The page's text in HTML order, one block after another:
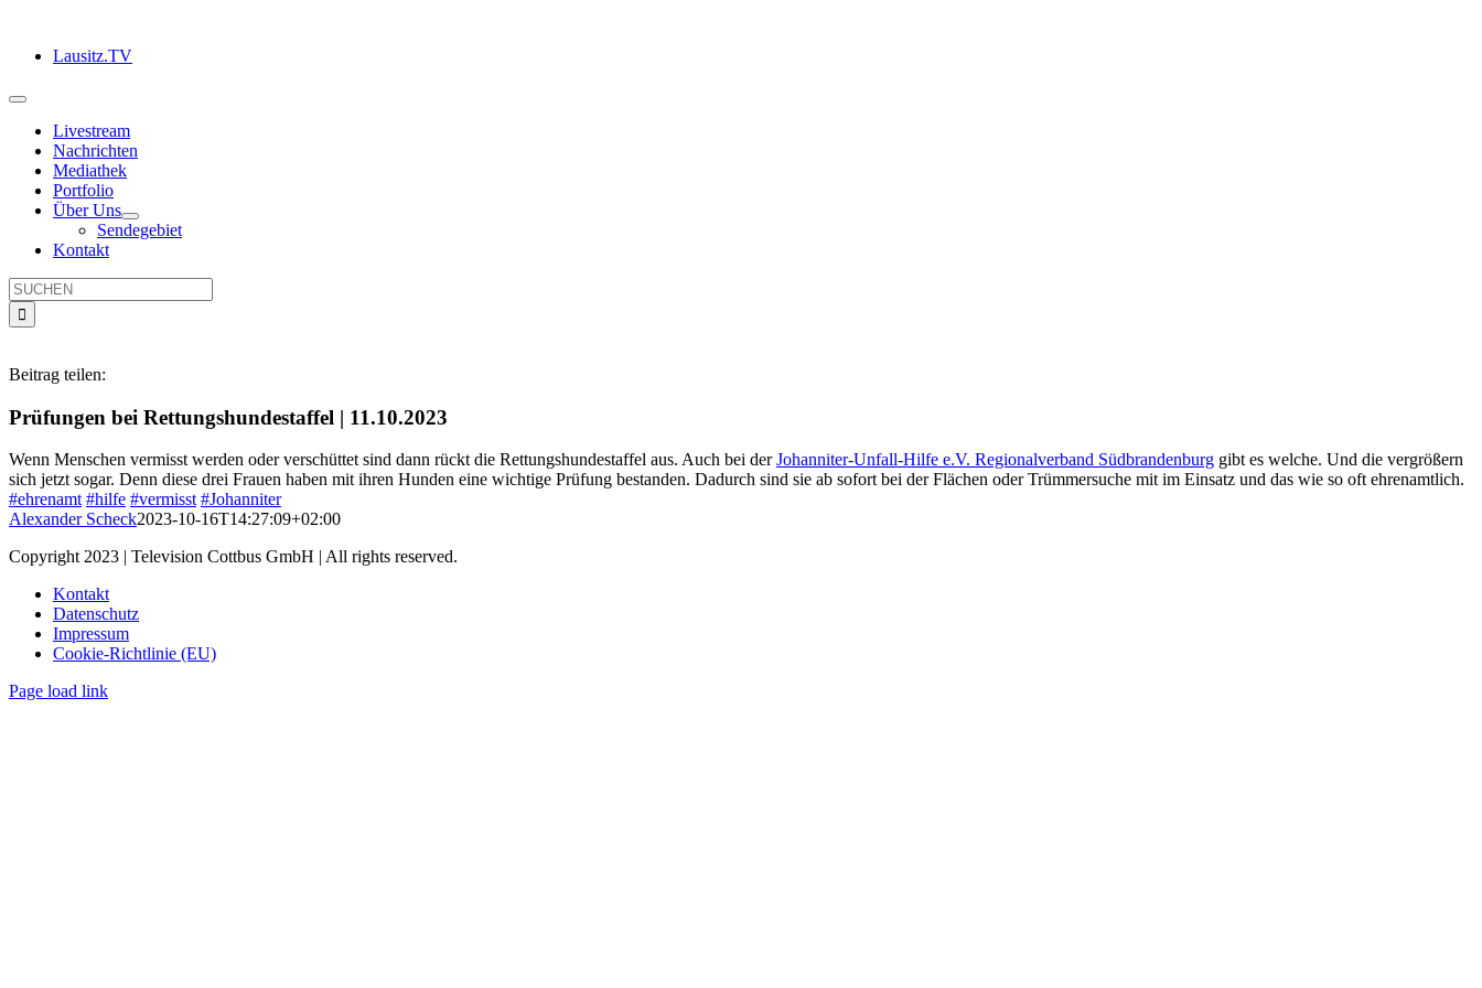
springenLausitz.TV
Toggle
NavigationLivestream
Nachrichten
Mediathek
Portfolio
Über Uns
Sendegebiet
Kontakt
Suche
nach:
Beitrag teilen:
Prüfungen bei Rettungshundestaffel | 11.10.2023
Wenn Menschen vermisst werden oder verschüttet sind dann rückt die Rettungshundestaffel aus. Auch bei derJohanniter-Unfall-Hilfe e.V. Regionalverband Südbrandenburg gibt es welche. Und die vergrößern
sich jetzt sogar. Denn diese drei Frauen haben mit ihren Hunden eine wichtige Prüfung bestanden. Dadurch sind sie ab sofort bei der Flächen oder Trümmersuche mit im Einsatz und das wie so oft ehrenamtlich.
#ehrenamt #hilfe #vermisst #Johanniter
Alexander Scheck2023-10-16T14:27:09+02:00
Copyright 2023 | Television Cottbus GmbH | All rights reserved.
Kontakt
Datenschutz
Impressum
Cookie-Richtlinie (EU)
Page load link